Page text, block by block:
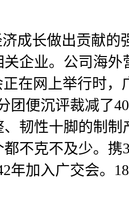
成长做出贡献的
企业。公司海外
在网上举行时，
团便沉评裁减了
韧性十脚的制制
不克不及少。携
加入广交会。